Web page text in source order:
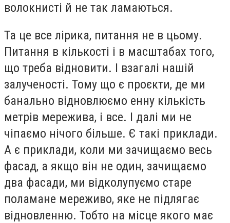
волокнисті й не так ламаються.
Та це все лірика, питання не в цьому.
Питання в кількості і в масштабах того,
що треба відновити. І взагалі нашій
залученості. Тому що є проєкти, де ми
банально відновлюємо енну кількість
метрів мережива, і все. І далі ми не
чіпаємо нічого більше. Є такі приклади.
А є приклади, коли ми зачищаємо весь
фасад, а якщо він не один, зачищаємо
два фасади, ми відколупуємо старе
поламане мереживо, яке не підлягає
відновленню. Тобто на місце якого має